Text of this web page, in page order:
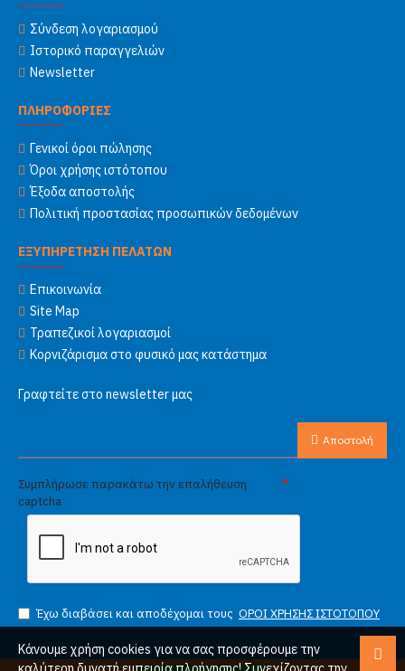
Σύνδεση λογαριασμού
Ιστορικό παραγγελιών
Newsletter
ΠΛΗΡΟΦΟΡΙΕΣ
Γενικοί όροι πώλησης
Όροι χρήσης ιστότοπου
Έξοδα αποστολής
Πολιτική προστασίας προσωπικών δεδομένων
ΕΞΥΠΗΡΕΤΗΣΗ ΠΕΛΑΤΩΝ
Επικοινωνία
Site Map
Τραπεζικοί λογαριασμοί
Κορνιζάρισμα στο φυσικό μας κατάστημα
Γραφτείτε στο newsletter μας
Αποστολή
Συμπλήρωσε παρακάτω την επαλήθευση
captcha
Έχω διαβάσει και αποδέχομαι τους ΟΡΟΙ ΧΡΗΣΗΣ ΙΣΤΟΤΟΠΟΥ
Κάνουμε χρήση cookies για να σας προσφέρουμε την